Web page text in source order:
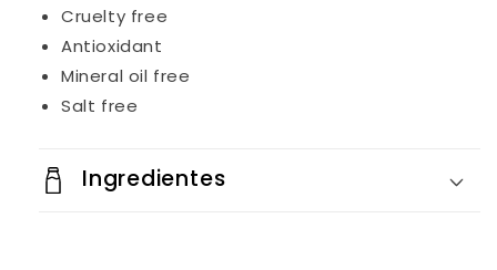
Cruelty free
Antioxidant
Mineral oil free
Salt free
Ingredientes